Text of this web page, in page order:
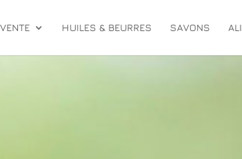
HUILES & BEURRES SAVONS